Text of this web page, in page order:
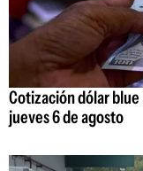
Cotización dólar blue
jueves 6 de agosto